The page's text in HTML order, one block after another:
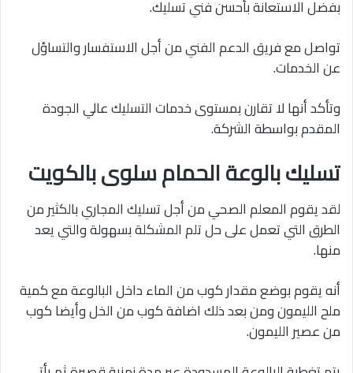
بفضل الاستعانة بأحسن فني تسليك.
تواصل مع فريق الدعم الفني من أجل الاستفسار والتساؤل
عن الخدمات.
وتأكد أنها لا تقارن بمستوى خدمات التسليك عالي الجودة
المقدم بواسطة الشركة.
تسليك بالوعة الحمام سلوى بالكويت
لقد يقوم المعلم الصحي من أجل تسليك المجاري بالكثير من
الطرق التي تعمل على حل تلم المشكلة بسهولة والتي يعد
منها.
أنه يقوم بوضع مقدار كوب من الماء داخل البالوعة مع كمية
ملح الليمون ومن بعد ذلك اضافة كوب من الخل وأيضا كوب
من عصير الليمون.